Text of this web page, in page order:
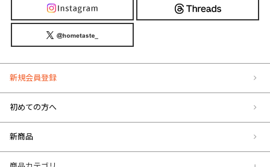
新規会員登録
初めての方へ
新商品